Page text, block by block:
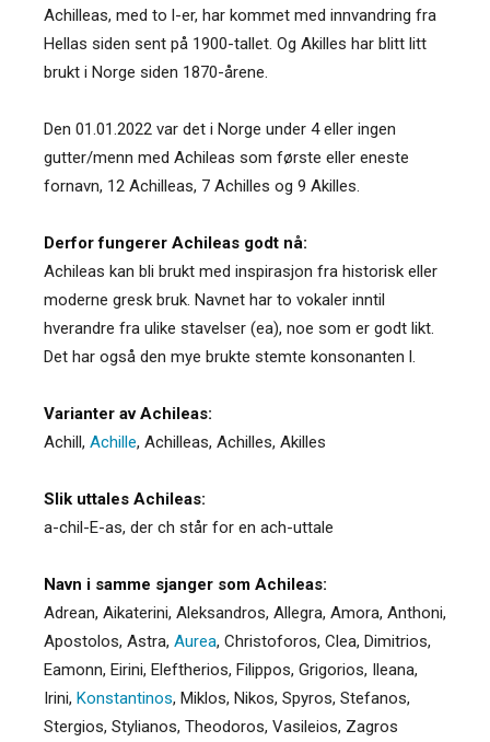
Achilleas, med to l-er, har kommet med innvandring fra
Hellas siden sent på 1900-tallet. Og Akilles har blitt litt
brukt i Norge siden 1870-årene.
Den 01.01.2022 var det i Norge under 4 eller ingen
gutter/menn med Achileas som første eller eneste
fornavn, 12 Achilleas, 7 Achilles og 9 Akilles.
Derfor fungerer Achileas godt nå:
Achileas kan bli brukt med inspirasjon fra historisk eller
moderne gresk bruk. Navnet har to vokaler inntil
hverandre fra ulike stavelser (ea), noe som er godt likt.
Det har også den mye brukte stemte konsonanten l.
Varianter av Achileas:
Achill, Achille, Achilleas, Achilles, Akilles
Slik uttales Achileas:
a-chil-E-as, der ch står for en ach-uttale
Navn i samme sjanger som Achileas:
Adrean, Aikaterini, Aleksandros, Allegra, Amora, Anthoni,
Apostolos, Astra, Aurea, Christoforos, Clea, Dimitrios,
Eamonn, Eirini, Eleftherios, Filippos, Grigorios, Ileana,
Irini, Konstantinos, Miklos, Nikos, Spyros, Stefanos,
Stergios, Stylianos, Theodoros, Vasileios, Zagros